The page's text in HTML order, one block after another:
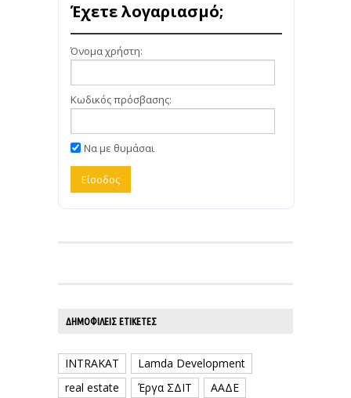
Έχετε λογαριασμό;
Όνομα χρήστη:
Κωδικός πρόσβασης:
Να με θυμάσαι
ΔΗΜΟΦΙΛΕΊΣ ΕΤΙΚΈΤΕΣ
INTRAKAT
Lamda Development
real estate
Έργα ΣΔΙΤ ΑΑΔΕ